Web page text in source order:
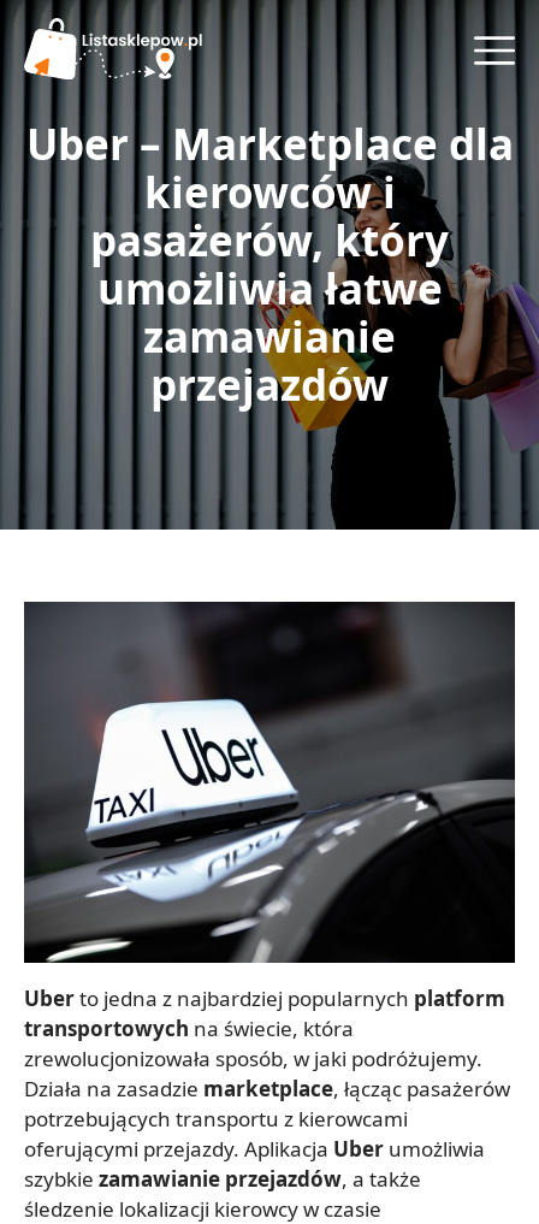
Uber – Marketplace dla
kierowców i
pasażerów, który
umożliwia łatwe
zamawianie
przejazdów
Uberto jedna z najbardziej popularnych platform
transportowych na świecie, która
zrewolucjonizowała sposób, w jaki podróżujemy.
Działa na zasadzie marketplace, łącząc pasażerów
potrzebujących transportu z kierowcami
oferującymi przejazdy. Aplikacja Uber umożliwia
szybkie zamawianie przejazdów, a także
śledzenie lokalizacji kierowcy w czasie